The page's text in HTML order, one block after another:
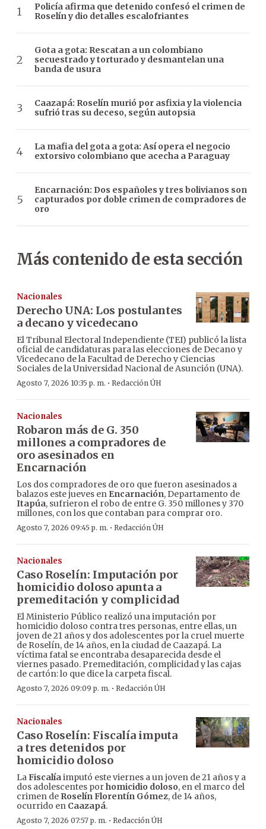
Policía afirma que detenido confesó el crimen de
Roselín y dio detalles escalofriantes
Gota a gota: Rescatan a un colombiano
secuestrado y torturado y desmantelan una
banda de usura
Caazapá: Roselín murió por asfixia y la violencia
sufrió tras su deceso, según autopsia
La mafia del gota a gota: Así opera el negocio
extorsivo colombiano que acecha a Paraguay
Encarnación: Dos españoles y tres bolivianos son
capturados por doble crimen de compradores de
oro
Más contenido de esta sección
Nacionales
Derecho UNA: Los postulantes
a decano y vicedecano
El Tribunal Electoral Independiente (TEI) publicó la lista
oficial de candidaturas para las elecciones de Decano y
Vicedecano de la Facultad de Derecho y Ciencias
Sociales de la Universidad Nacional de Asunción (UNA).
Agosto 7, 2026 10:35 p. m. · Redacción ÚH
Nacionales
Robaron más de G. 350
millones a compradores de
oro asesinados en
Encarnación
Los dos compradores de oro que fueron asesinados a
balazos este jueves en Encarnación, Departamento de
Itapúa, sufrieron el robo de entre G. 350 millones y 370
millones, con los que contaban para comprar oro.
Agosto 7, 2026 09:45 p. m. · Redacción ÚH
Nacionales
Caso Roselín: Imputación por
homicidio doloso apunta a
premeditación y complicidad
El Ministerio Público realizó una imputación por
homicidio doloso contra tres personas, entre ellas, un
joven de 21 años y dos adolescentes por la cruel muerte
de Roselín, de 14 años, en la ciudad de Caazapá. La
víctima fatal se encontraba desaparecida desde el
viernes pasado. Premeditación, complicidad y las cajas
de cartón: lo que dice la carpeta fiscal.
Agosto 7, 2026 09:09 p. m. · Redacción ÚH
Nacionales
Caso Roselín: Fiscalía imputa
a tres detenidos por
homicidio doloso
LaFiscalíaimputó este viernes a un joven de 21 años y a
dos adolescentes porhomicidio doloso, en el marco del
crimen de Roselín Florentín Gómez, de 14 años,
ocurrido en Caazapá.
Agosto 7, 2026 07:57 p. m. · Redacción ÚH